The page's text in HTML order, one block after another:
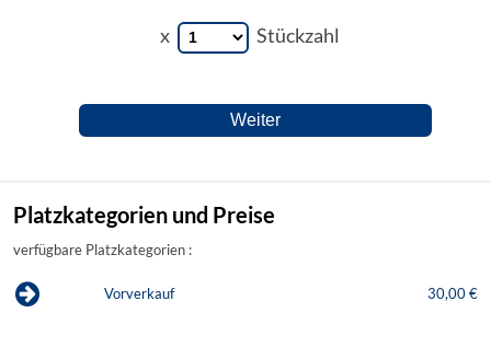
x Stückzahl
Platzkategorien und Preise
verfügbare Platzkategorien :
Vorverkauf 30,00 €